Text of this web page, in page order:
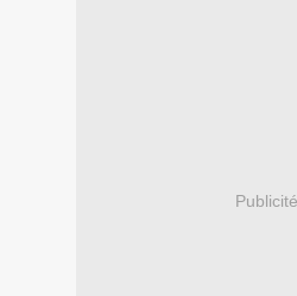
Publicité